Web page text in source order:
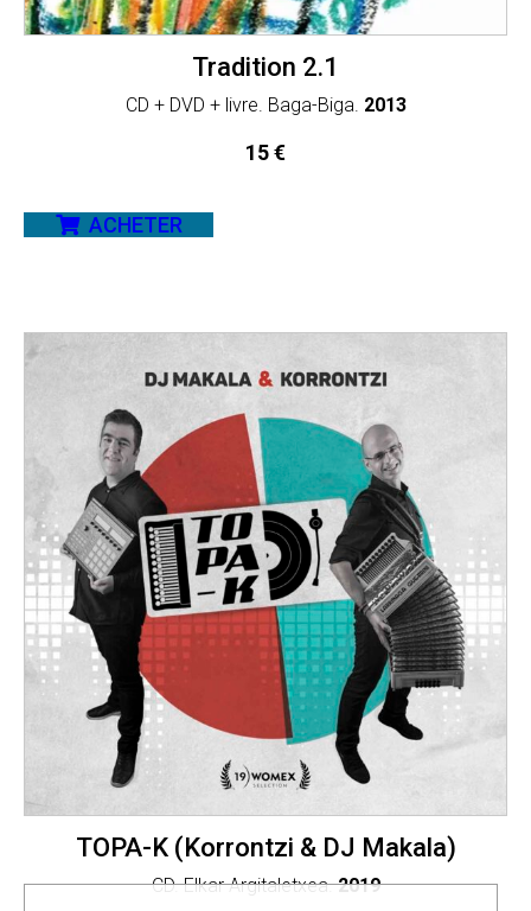
Tradition 2.1
CD + DVD + livre. Baga-Biga. 2013
15€
ACHETER
TOPA-K (Korrontzi & DJ Makala)
CD. Elkar Argitaletxea.2019